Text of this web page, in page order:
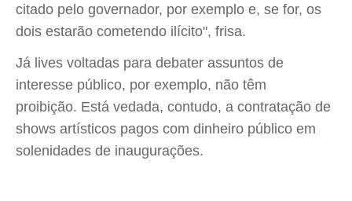
citado pelo governador, por exemplo e, se for, os
dois estarão cometendo ilícito", frisa.
Já lives voltadas para debater assuntos de
interesse público, por exemplo, não têm
proibição. Está vedada, contudo, a contratação de
shows artísticos pagos com dinheiro público em
solenidades de inaugurações.